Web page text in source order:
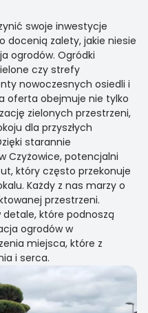
swoje inwestycje
docenią zalety, jakie niesie
ogrodów. Ogródki
czy strefy
nowoczesnych osiedli i
oferta obejmuje nie tylko
zielonych przestrzeni,
dla przyszłych
starannie
Czyżowice, potencjalni
który często przekonuje
Każdy z nas marzy o
przestrzeni.
które podnoszą
ogrodów w
miejsca, które z
i serca.